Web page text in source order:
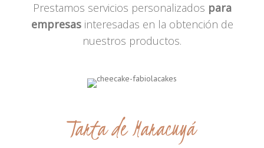
Prestamos servicios personalizados para
empresasinteresadas en la obtención de
nuestros productos.
Tarta de Maracuyá